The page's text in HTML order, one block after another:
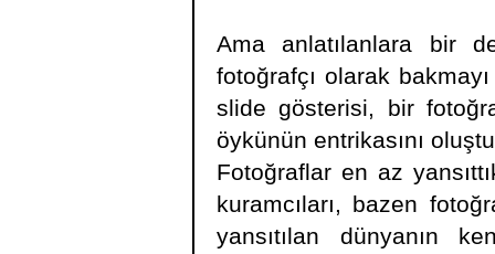
Ama anlatılanlara bir
fotoğrafçı olarak
slide gösterisi, bir
öykünün entrikasını
Fotoğraflar en az
kuramcıları, bazen
yansıtılan dünyanın